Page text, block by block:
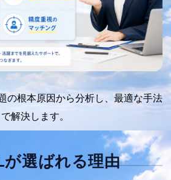
の根本原因から分析し、最適な手法
で解決します。
選ばれる理由